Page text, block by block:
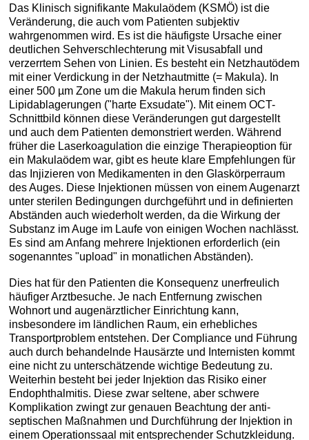
Das Klinisch signifikante Makulaödem (KSMÖ) ist die
Veränderung, die auch vom Patienten subjektiv
wahrgenommen wird. Es ist die häufigste Ursache einer
deutlichen Sehverschlechterung mit Visusabfall und
verzerrtem Sehen von Linien. Es besteht ein Netzhautödem
mit einer Verdickung in der Netzhautmitte (= Makula). In
einer 500 µm Zone um die Makula herum finden sich
Lipidablagerungen ("harte Exsudate"). Mit einem OCT-
Schnittbild können diese Veränderungen gut dargestellt
und auch dem Patienten demonstriert werden. Während
früher die Laserkoagulation die einzige Therapieoption für
ein Makulaödem war, gibt es heute klare Empfehlungen für
das Injizieren von Medikamenten in den Glaskörperraum
des Auges. Diese Injektionen müssen von einem Augenarzt
unter sterilen Bedingungen durchgeführt und in definierten
Abständen auch wiederholt werden, da die Wirkung der
Substanz im Auge im Laufe von einigen Wochen nachlässt.
Es sind am Anfang mehrere Injektionen erforderlich (ein
sogenanntes "upload" in monatlichen Abständen).
Dies hat für den Patienten die Konsequenz unerfreulich
häufiger Arztbesuche. Je nach Entfernung zwischen
Wohnort und augenärztlicher Einrichtung kann,
insbesondere im ländlichen Raum, ein erhebliches
Transportproblem entstehen. Der Compliance und Führung
auch durch behandelnde Hausärzte und Internisten kommt
eine nicht zu unterschätzende wichtige Bedeutung zu.
Weiterhin besteht bei jeder Injektion das Risiko einer
Endophthalmitis. Diese zwar seltene, aber schwere
Komplikation zwingt zur genauen Beachtung der anti-
septischen Maßnahmen und Durchführung der Injektion in
einem Operationssaal mit entsprechender Schutzkleidung.